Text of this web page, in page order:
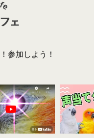
参加しよう！